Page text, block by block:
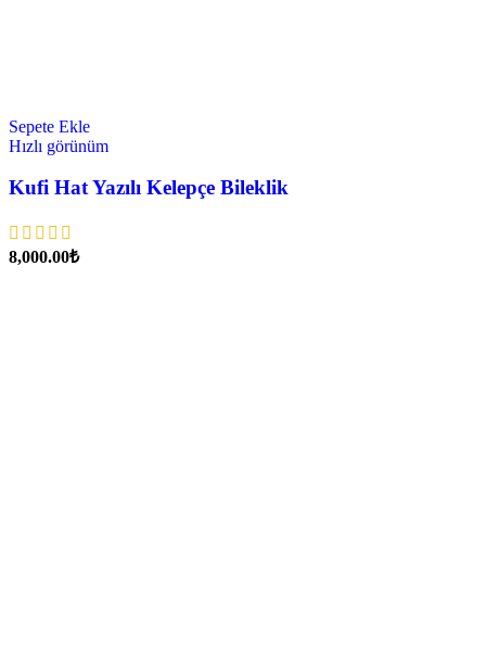
Sepete Ekle
Hızlı görünüm
Kufi Hat Yazılı Kelepçe Bileklik
₺